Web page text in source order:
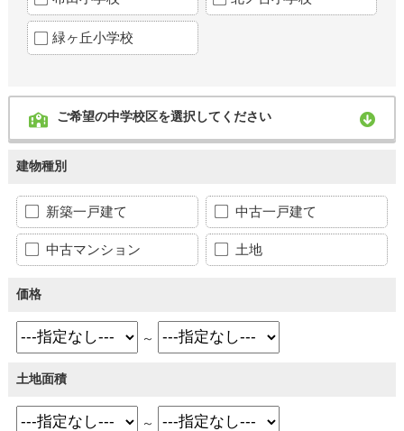
緑ヶ丘小学校
ご希望の中学校区を選択してください
建物種別
新築一戸建て 中古一戸建て
中古マンション 土地
価格
～
土地面積
～